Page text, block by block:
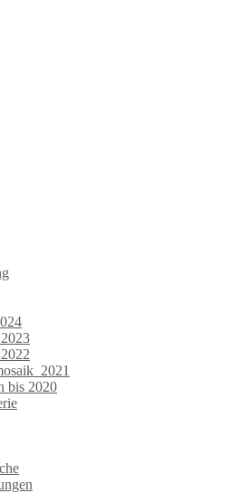
bis 2020